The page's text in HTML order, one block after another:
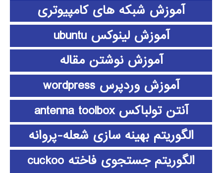
آموزش شبکه های کامپیوتری
آموزش لینوکس ubuntu
آموزش نوشتن مقاله
آموزش وردپرس wordpress
آنتن تولباکس antenna toolbox
الگوریتم بهینه سازی شعله-پروانه
الگوریتم جستجوی فاخته cuckoo